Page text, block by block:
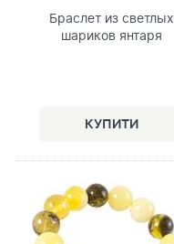
Браслет из светлых
шариков янтаря